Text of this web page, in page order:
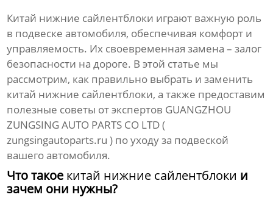
Китай нижние сайлентблоки играют важную роль
в подвеске автомобиля, обеспечивая комфорт и
управляемость. Их своевременная замена – залог
безопасности на дороге. В этой статье мы
рассмотрим, как правильно выбрать и заменить
китай нижние сайлентблоки, а также предоставим
полезные советы от экспертов GUANGZHOU
ZUNGSING AUTO PARTS CO LTD (
zungsingautoparts.ru ) по уходу за подвеской
вашего автомобиля.
Что такое китай нижние сайлентблоки и
зачем они нужны?